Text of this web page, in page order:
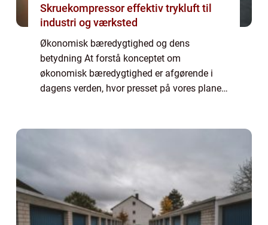
Skruekompressor effektiv trykluft til
industri og værksted
Økonomisk bæredygtighed og dens
betydning At forstå konceptet om
økonomisk bæredygtighed er afgørende i
dagens verden, hvor presset på vores planet